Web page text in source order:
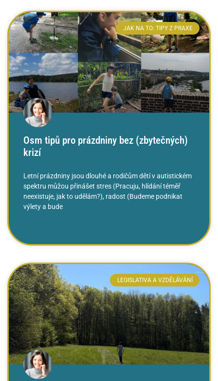
JAK NA TO: TIPY Z PRAXE
Osm tipů pro prázdniny bez (zbytečných)
krizí
Letní prázdniny jsou dlouhé a rodičům dětí v autistickém
spektru můžou přinášet stres (Pracuju, hlídání téměř
neexistuje, jak to udělám?), radost (Budeme podnikat
výlety a bude
LEGISLATIVA A VZDĚLÁVÁNÍ